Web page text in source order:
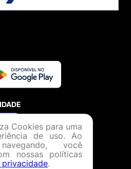
Cookies para uma
de uso. Ao
você
nossas políticas
.